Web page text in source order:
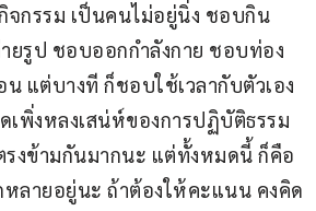
กรรม เป็นคนไม่อยู่นิ่ง ชอบกิน
ยรูป ชอบออกกำลังกาย ชอบท่อง
แต่บางที ก็ชอบใช้เวลากับตัวเอง
เพิ่งหลงเสน่ห์ของการปฏิบัติธรรม
รงข้ามกันมากนะ แต่ทั้งหมดนี้ ก็คือ
ลายอยู่นะ ถ้าต้องให้คะแนน คงคิด